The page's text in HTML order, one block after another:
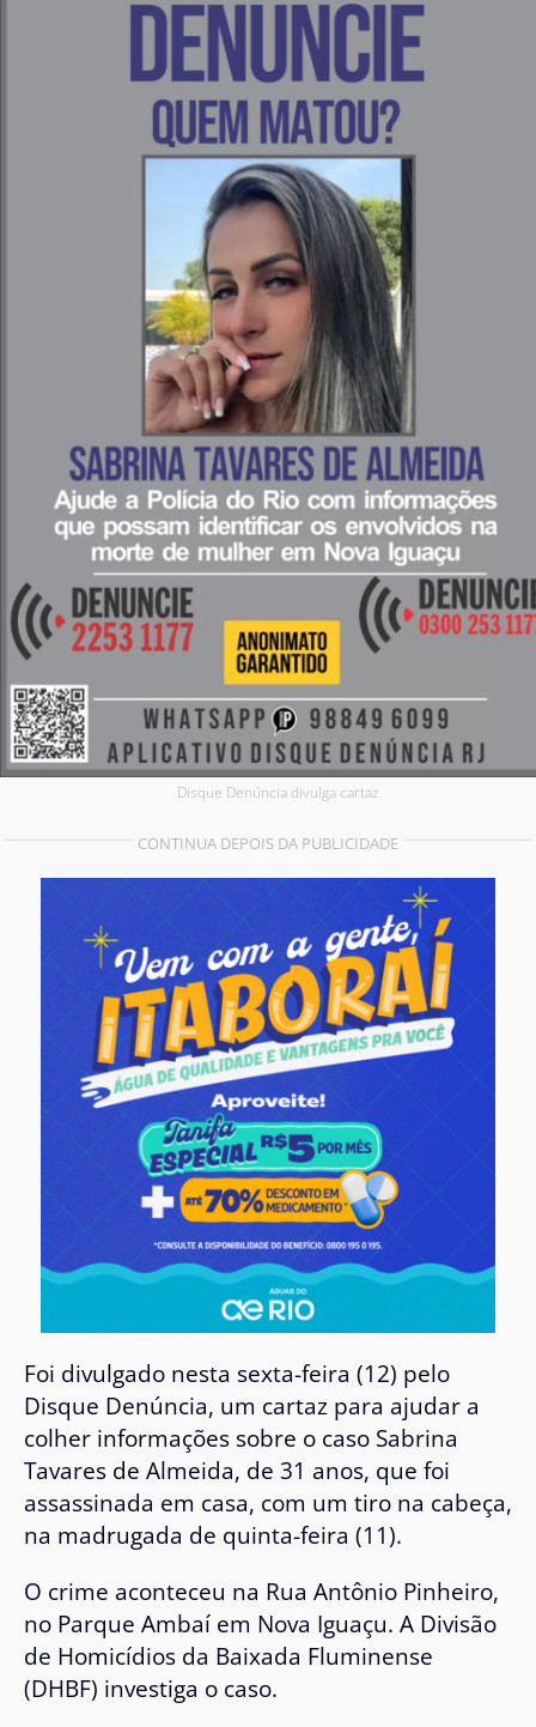
Disque Denúncia divulga cartaz
CONTINUA DEPOIS DA PUBLICIDADE
Foi divulgado nesta sexta-feira (12) pelo
Disque Denúncia, um cartaz para ajudar a
colher informações sobre o caso Sabrina
Tavares de Almeida, de 31 anos, que foi
assassinada em casa, com um tiro na cabeça,
na madrugada de quinta-feira (11).
O crime aconteceu na Rua Antônio Pinheiro,
no Parque Ambaí em Nova Iguaçu. A Divisão
de Homicídios da Baixada Fluminense
(DHBF) investiga o caso.